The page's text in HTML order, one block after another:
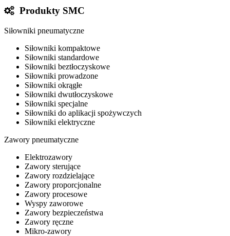
Produkty SMC
Siłowniki pneumatyczne
Siłowniki kompaktowe
Siłowniki standardowe
Siłowniki beztłoczyskowe
Siłowniki prowadzone
Siłowniki okrągłe
Siłowniki dwutłoczyskowe
Siłowniki specjalne
Siłowniki do aplikacji spożywczych
Siłowniki elektryczne
Zawory pneumatyczne
Elektrozawory
Zawory sterujące
Zawory rozdzielające
Zawory proporcjonalne
Zawory procesowe
Wyspy zaworowe
Zawory bezpieczeństwa
Zawory ręczne
Mikro-zawory